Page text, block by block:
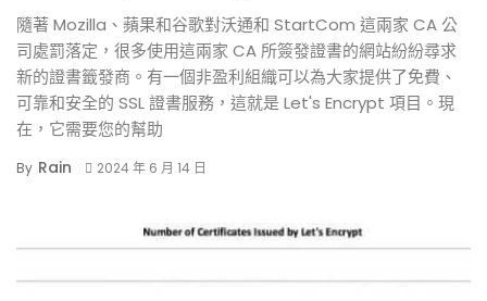
隨著 Mozilla、蘋果和谷歌對沃通和 StartCom 這兩家 CA 公
司處罰落定，很多使用這兩家 CA 所簽發證書的網站紛紛尋求
新的證書籤發商。有一個非盈利組織可以為大家提供了免費、
可靠和安全的 SSL 證書服務，這就是 Let's Encrypt 項目。現
在，它需要您的幫助
By Rain 2024 年 6 月 14 日